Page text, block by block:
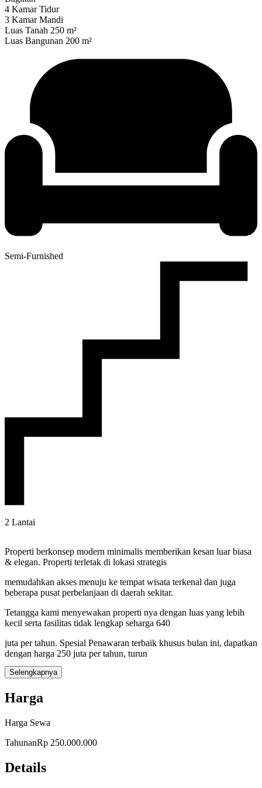
4 Kamar Tidur
3 Kamar Mandi
Luas Tanah 250 m²
Luas Bangunan 200 m²
Semi-Furnished
2 Lantai
Properti berkonsep modern minimalis memberikan kesan luar biasa
& elegan. Properti terletak di lokasi strategis
memudahkan akses menuju ke tempat wisata terkenal dan juga
beberapa pusat perbelanjaan di daerah sekitar.
Tetangga kami menyewakan properti nya dengan luas yang lebih
kecil serta fasilitas tidak lengkap seharga 640
juta per tahun. Spesial Penawaran terbaik khusus bulan ini, dapatkan
dengan harga 250 juta per tahun, turun
harga dari 400 juta per tahun. Dapatkan free maintenance atau
Lokasi Premium (+- Berkendara)
- 4 menit ke Supermarket Tiara Dewata
- 6 menit ke RSUP Sanglah Denpasar
Selengkapnya
Harga
Harga Sewa
TahunanRp 250.000.000
Details